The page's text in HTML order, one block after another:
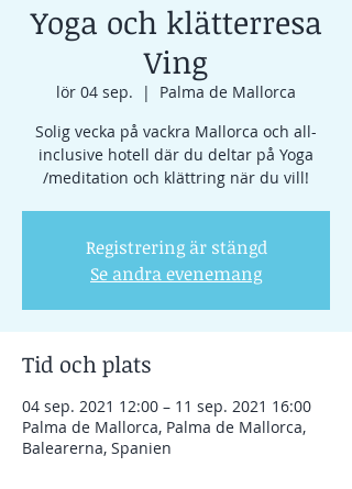
Yoga och klätterresa
Ving
lör 04 sep.
  |
Palma de Mallorca
Solig vecka på vackra Mallorca och all-
inclusive hotell där du deltar på Yoga
/meditation och klättring när du vill!
Registrering är stängd
Se andra evenemang
Tid och plats
04 sep. 2021 12:00 – 11 sep. 2021 16:00
Palma de Mallorca, Palma de Mallorca,
Balearerna, Spanien